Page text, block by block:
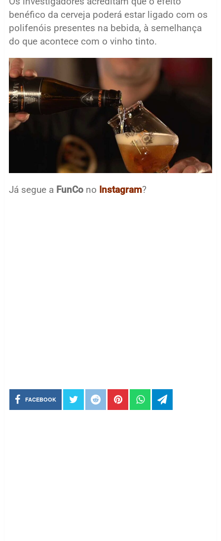
benéfico da cerveja poderá estar ligado com os
polifenóis presentes na bebida, à semelhança
do que acontece com o vinho tinto.
Já segue a FunCono Instagram?
FACEBOOK